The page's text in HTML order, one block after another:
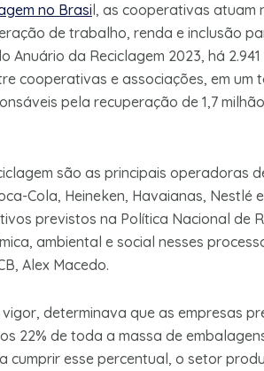
no Brasil, as cooperativas atuam
de trabalho, renda e inclusão
Anuário da Reciclagem 2023, há
cooperativas e associações, em um
pela recuperação de 1,7
são as principais operadoras
Cola, Heineken, Havaianas, Nestlé
previstos na Política Nacional de
ambiental e social nesses
Alex Macedo.
determinava que as empresas
22% de toda a massa de
cumprir esse percentual, o setor